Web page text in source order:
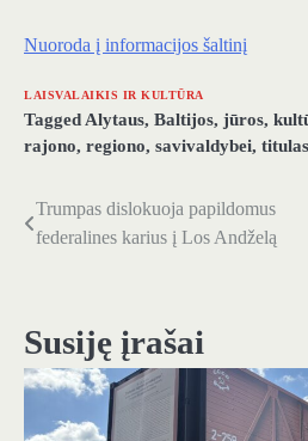
Nuoroda į informacijos šaltinį
LAISVALAIKIS IR KULTŪRA
TaggedAlytaus, Baltijos, jūros,
rajono, regiono, savivaldybei, titulas
Navigacija
Trumpas dislokuoja papildomus
federalines karius į Los Andželą
Susiję įrašai